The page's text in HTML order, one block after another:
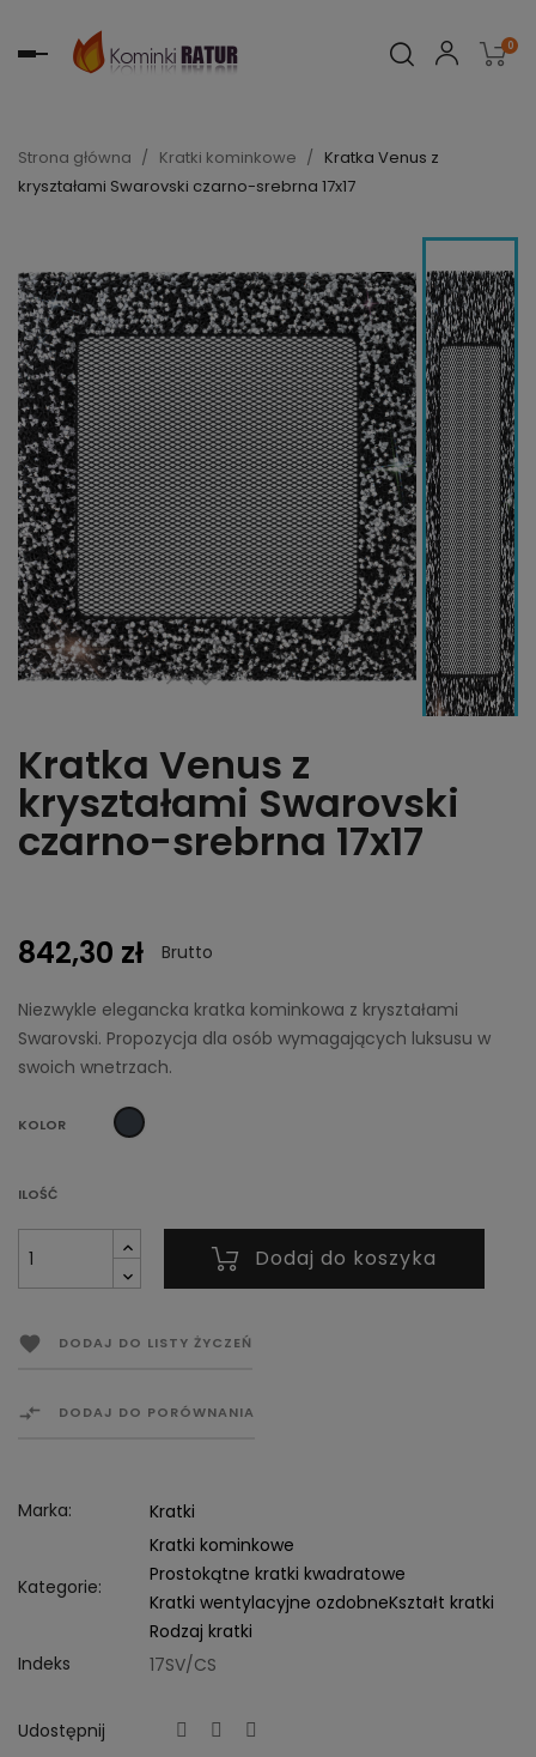
Toggle 0
Strona główna Kratki kominkowe
Kratka Venus z
kryształami Swarovski czarno-srebrna 17x17
Kratka Venus z
kryształami Swarovski
czarno-srebrna 17x17
842,30 zł Brutto
Niezwykle elegancka kratka kominkowa z kryształami
Swarovski. Propozycja dla osób wymagających luksusu w
swoich wnetrzach.
KOLOR Czarny
ILOŚĆ
Dodaj do koszyka
 DODAJ DO LISTY ŻYCZEŃ
 DODAJ DO PORÓWNANIA
Marka: Kratki
Kategorie:
Kratki kominkowe
Prostokątne kratki kwadratowe
Kratki wentylacyjne ozdobneKształt kratki
Rodzaj kratki
Indeks
17SV/CS
Udostępnij